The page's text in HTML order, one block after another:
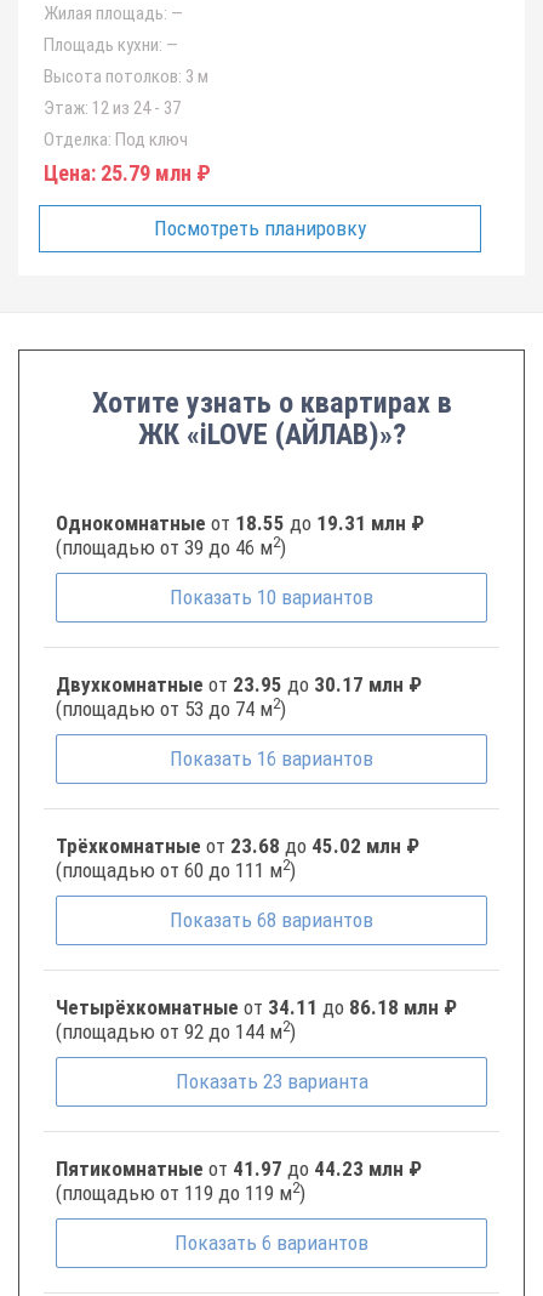
Жилая площадь: —
Площадь кухни: —
Высота потолков: 3 м
Этаж: 12 из 24 - 37
Отделка: Под ключ
Цена: 25.79 млн ₽
Посмотреть планировку
Хотите узнать о квартирах в
ЖК «iLOVE (АЙЛАВ)»?
Однокомнатные от 18.55 до 19.31 млн ₽
(площадью от 39 до 46 м2)
Показать 10 вариантов
Двухкомнатные от 23.95 до 30.17 млн ₽
(площадью от 53 до 74 м2)
Показать 16 вариантов
Трёхкомнатные от 23.68 до 45.02 млн ₽
(площадью от 60 до 111 м2)
Показать 68 вариантов
Четырёхкомнатные от 34.11 до 86.18 млн ₽
(площадью от 92 до 144 м2)
Показать 23 варианта
Пятикомнатные от 41.97 до 44.23 млн ₽
(площадью от 119 до 119 м2)
Показать 6 вариантов